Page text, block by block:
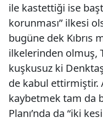
ile kastettiği ise
korunması” ilkesi
bugüne dek Kıbrıs
ilkelerinden olmuş,
kuşkusuz ki
de kabul ettirmiştir.
kaybetmek tam da
Planı’nda da “iki